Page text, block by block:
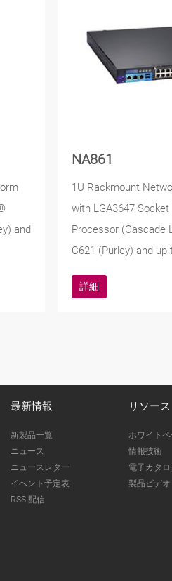
and
NA861
1U Rackmount
with LGA3647
Processor (Cascade
C621 (Purley) and up
詳細
最新情報
新製品一覧
ニュース
ニュースレター
イベント予定表
RSS 配信
リソース
ホワイト
情報技術
電子カタ
製品ビデオ